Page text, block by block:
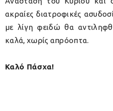
ακραίες διατροφικές
με λίγη φειδώ θα
καλά, χωρίς απρόοπτα.
Καλό Πάσχα!